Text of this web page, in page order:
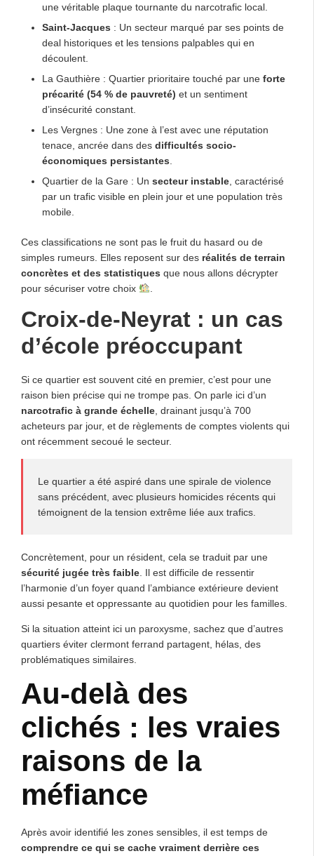
une véritable plaque tournante du narcotrafic local.
Saint-Jacques : Un secteur marqué par ses points de
deal historiques et les tensions palpables qui en
découlent.
La Gauthière : Quartier prioritaire touché par une forte
précarité (54 % de pauvreté) et un sentiment
d’insécurité constant.
Les Vergnes : Une zone à l’est avec une réputation
tenace, ancrée dans des difficultés socio-
économiques persistantes
Quartier de la Gare : Un secteur instable , caractérisé
par un trafic visible en plein jour et une population très
mobile.
Ces classifications ne sont pas le fruit du hasard ou de
simples rumeurs. Elles reposent sur des réalités de terrain
concrètes et des statistiques que nous allons décrypter
pour sécuriser votre choix
Croix-de-Neyrat : un cas
d’école préoccupant
Si ce quartier est souvent cité en premier, c’est pour une
raison bien précise qui ne trompe pas. On parle ici d’un
narcotrafic à grande échelle , drainant jusqu’à 700
acheteurs par jour, et de règlements de comptes violents qui
ont récemment secoué le secteur.
Le quartier a été aspiré dans une spirale de violence
sans précédent, avec plusieurs homicides récents qui
témoignent de la tension extrême liée aux trafics.
Concrètement, pour un résident, cela se traduit par une
sécurité jugée très faible . Il est difficile de ressentir
l’harmonie d’un foyer quand l’ambiance extérieure devient
aussi pesante et oppressante au quotidien pour les familles.
Si la situation atteint ici un paroxysme, sachez que d’autres
quartiers éviter clermont ferrand partagent, hélas, des
problématiques similaires.
Au-delà des
clichés : les vraies
raisons de la
méfiance
Après avoir identifié les zones sensibles, il est temps de
comprendre ce qui se cache vraiment derrière ces